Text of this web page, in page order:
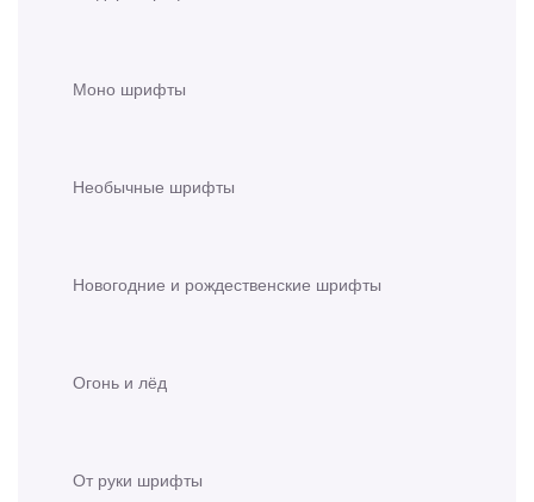
Моно шрифты
Необычные шрифты
Новогодние и рождественские шрифты
Огонь и лёд
От руки шрифты